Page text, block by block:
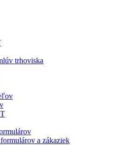
trhoviska
a zákaziek